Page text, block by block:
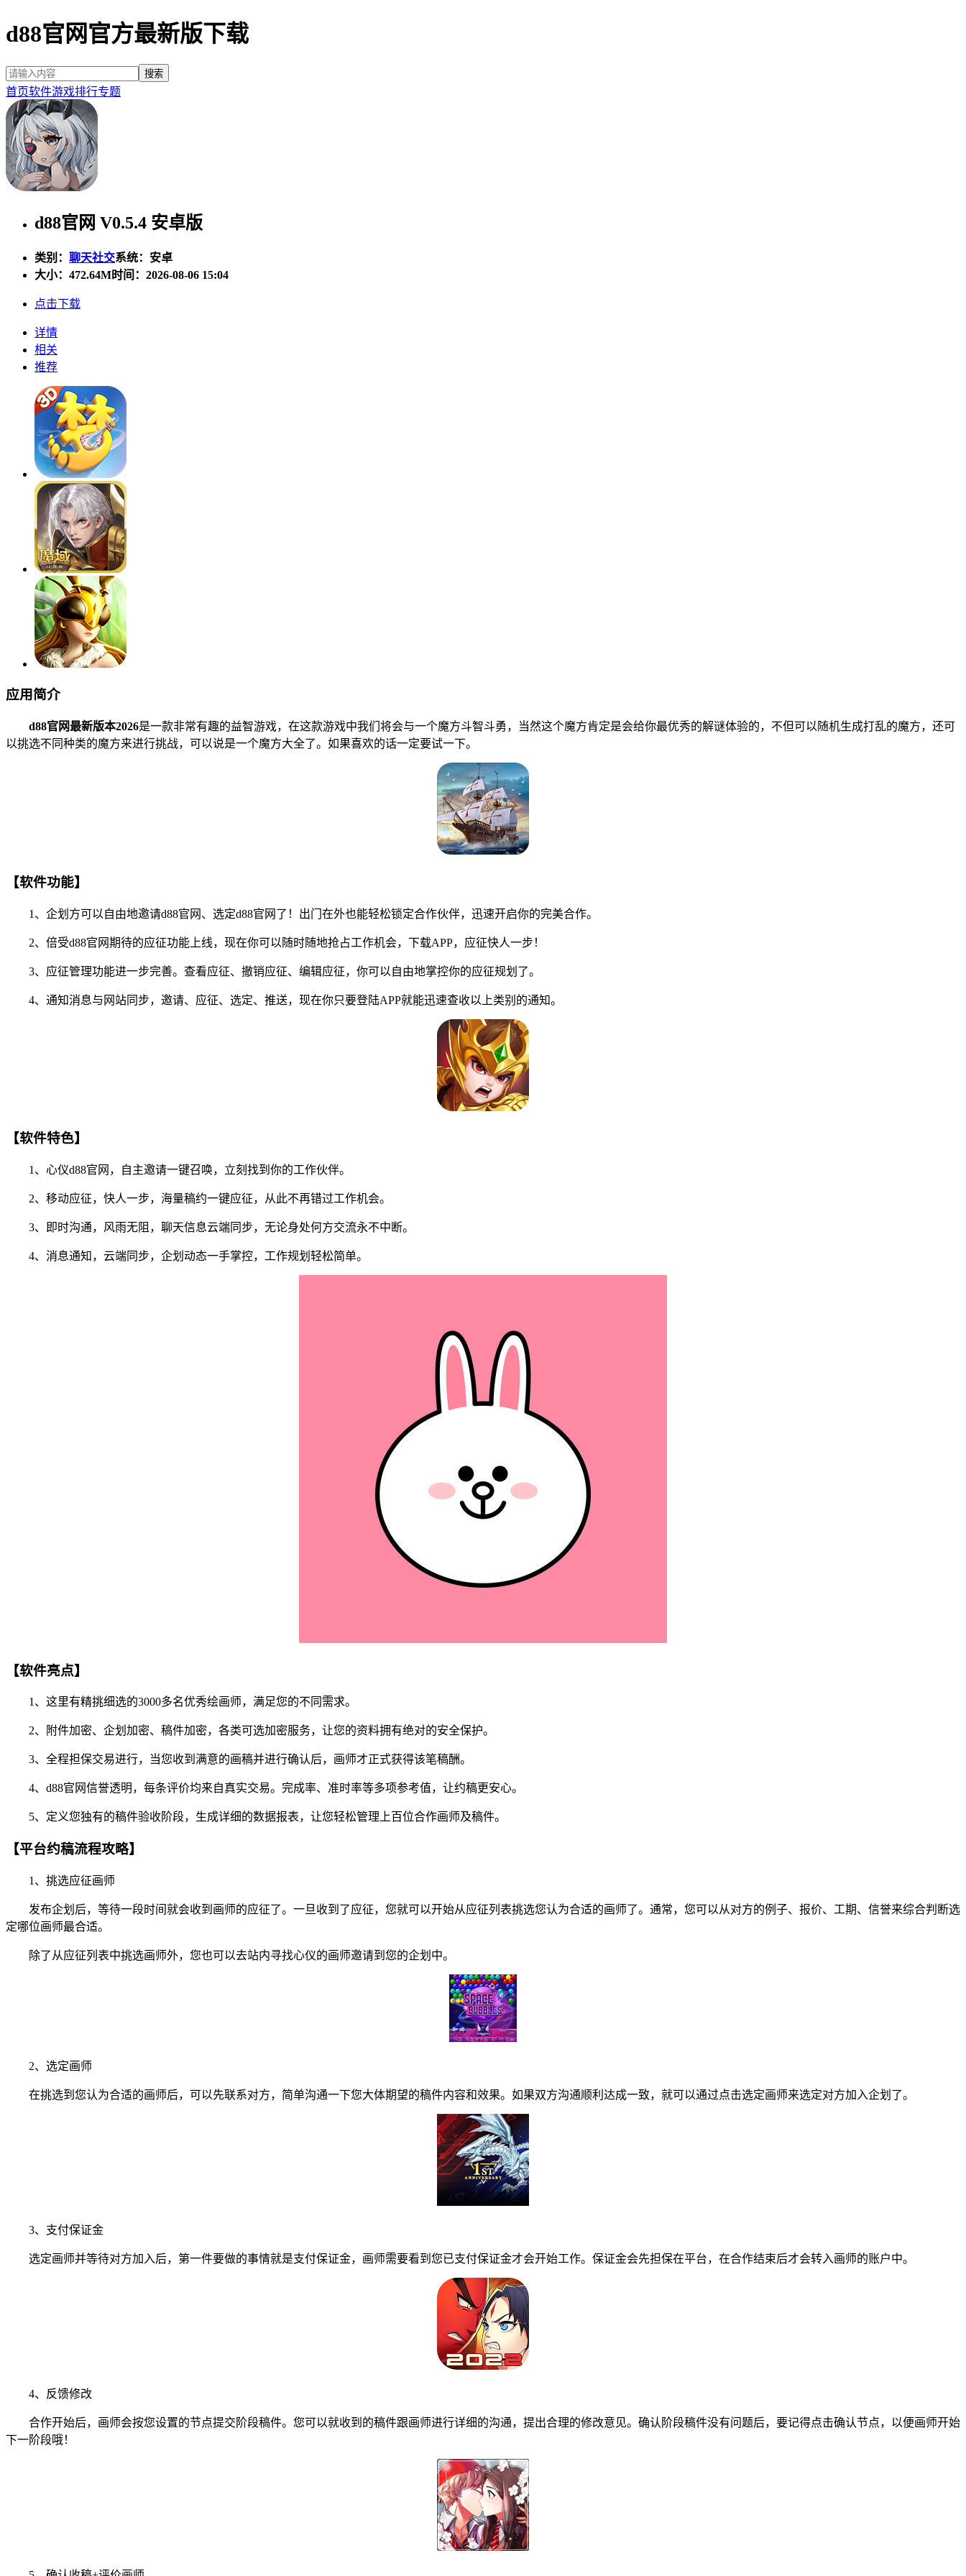
d88官网官方最新版下载
首页软件游戏排行专题
d88官网 V0.5.4 安卓版
类别： 聊天社交系统：安卓
大小： 472.64M时间：2026-08-06 15:04
点击下载
详情
相关
推荐
应用简介
d88官网最新版本2026是一款非常有趣的益智游戏，在这款游戏中我们将会与一个魔方斗智斗勇，当然这个魔方肯定是会给你最优秀的解谜体验的，不但可以随机生成打乱的魔方，还可
以挑选不同种类的魔方来进行挑战，可以说是一个魔方大全了。如果喜欢的话一定要试一下。
【软件功能】
1、企划方可以自由地邀请d88官网、选定d88官网了！出门在外也能轻松锁定合作伙伴，迅速开启你的完美合作。
2、倍受d88官网期待的应征功能上线，现在你可以随时随地抢占工作机会，下载APP，应征快人一步！
3、应征管理功能进一步完善。查看应征、撤销应征、编辑应征，你可以自由地掌控你的应征规划了。
4、通知消息与网站同步，邀请、应征、选定、推送，现在你只要登陆APP就能迅速查收以上类别的通知。
【软件特色】
1、心仪d88官网，自主邀请一键召唤，立刻找到你的工作伙伴。
2、移动应征，快人一步，海量稿约一键应征，从此不再错过工作机会。
3、即时沟通，风雨无阻，聊天信息云端同步，无论身处何方交流永不中断。
4、消息通知，云端同步，企划动态一手掌控，工作规划轻松简单。
【软件亮点】
1、这里有精挑细选的3000多名优秀绘画师，满足您的不同需求。
2、附件加密、企划加密、稿件加密，各类可选加密服务，让您的资料拥有绝对的安全保护。
3、全程担保交易进行，当您收到满意的画稿并进行确认后，画师才正式获得该笔稿酬。
4、d88官网信誉透明，每条评价均来自真实交易。完成率、准时率等多项参考值，让约稿更安心。
5、定义您独有的稿件验收阶段，生成详细的数据报表，让您轻松管理上百位合作画师及稿件。
【平台约稿流程攻略】
1、挑选应征画师
发布企划后，等待一段时间就会收到画师的应征了。一旦收到了应征，您就可以开始从应征列表挑选您认为合适的画师了。通常，您可以从对方的例子、报价、工期、信誉来综合判断选
定哪位画师最合适。
除了从应征列表中挑选画师外，您也可以去站内寻找心仪的画师邀请到您的企划中。
2、选定画师
在挑选到您认为合适的画师后，可以先联系对方，简单沟通一下您大体期望的稿件内容和效果。如果双方沟通顺利达成一致，就可以通过点击选定画师来选定对方加入企划了。
3、支付保证金
选定画师并等待对方加入后，第一件要做的事情就是支付保证金，画师需要看到您已支付保证金才会开始工作。保证金会先担保在平台，在合作结束后才会转入画师的账户中。
4、反馈修改
合作开始后，画师会按您设置的节点提交阶段稿件。您可以就收到的稿件跟画师进行详细的沟通，提出合理的修改意见。确认阶段稿件没有问题后，要记得点击确认节点，以便画师开始
下一阶段哦！